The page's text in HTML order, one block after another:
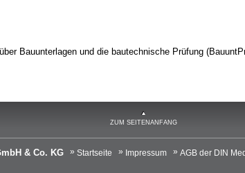
Bauunterlagen und die bautechnische Prüfung
ZUM SEITENANFANG
& Co. KG Startseite Impressum AGB der DIN